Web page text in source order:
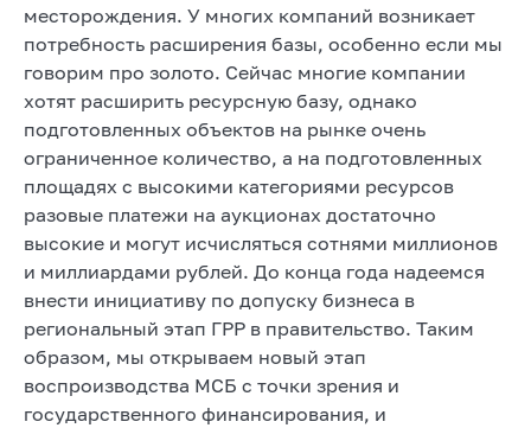
месторождения. У многих компаний возникает
потребность расширения базы, особенно если мы
говорим про золото. Сейчас многие компании
хотят расширить ресурсную базу, однако
подготовленных объектов на рынке очень
ограниченное количество, а на подготовленных
площадях с высокими категориями ресурсов
разовые платежи на аукционах достаточно
высокие и могут исчисляться сотнями миллионов
и миллиардами рублей. До конца года надеемся
внести инициативу по допуску бизнеса в
региональный этап ГРР в правительство. Таким
образом, мы открываем новый этап
воспроизводства МСБ с точки зрения и
государственного финансирования, и